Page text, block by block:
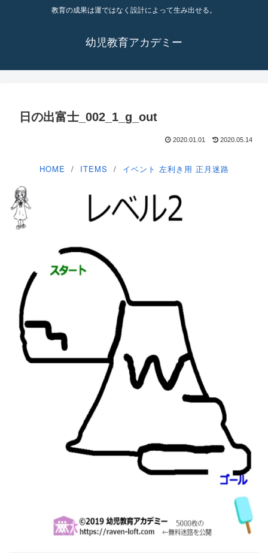
教育の成果は運ではなく設計によって生み出せる。
幼児教育アカデミー
日の出富士_002_1_g_out
2020.01.01 2020.05.14
HOME ITEMS イベント 左利き用 正月迷路